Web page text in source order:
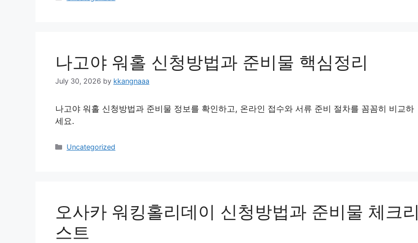
나고야 워홀 신청방법과 준비물 핵심정리
July 30, 2026 by kkangnaaa
나고야 워홀 신청방법과 준비물 정보를 확인하고, 온라인 접수와 서류 준비 절차를 꼼꼼히 비교하
세요.
Categories
Uncategorized
오사카 워킹홀리데이 신청방법과 준비물 체크리
스트